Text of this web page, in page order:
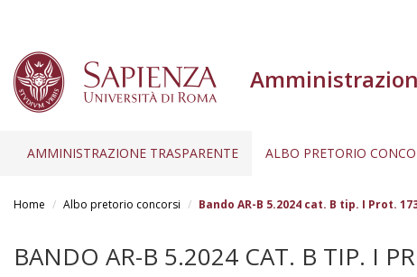
AMMINISTRAZIONE TRASPARENTE ALBO PRETORIO
Home Albo pretorio concorsi Bando AR-B 5.2024 cat. B tip. I Prot.
BANDO AR-B 5.2024 CAT. B TIP. I